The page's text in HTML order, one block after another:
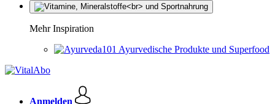
Mehr Inspiration
Ayurvedische Produkte und Superfood
Anmelden